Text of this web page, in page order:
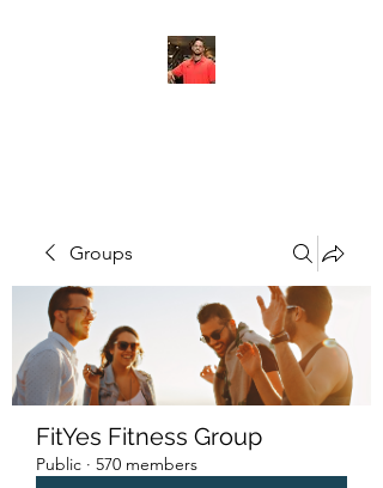
Groups
FitYes Fitness Group
Public · 570 members